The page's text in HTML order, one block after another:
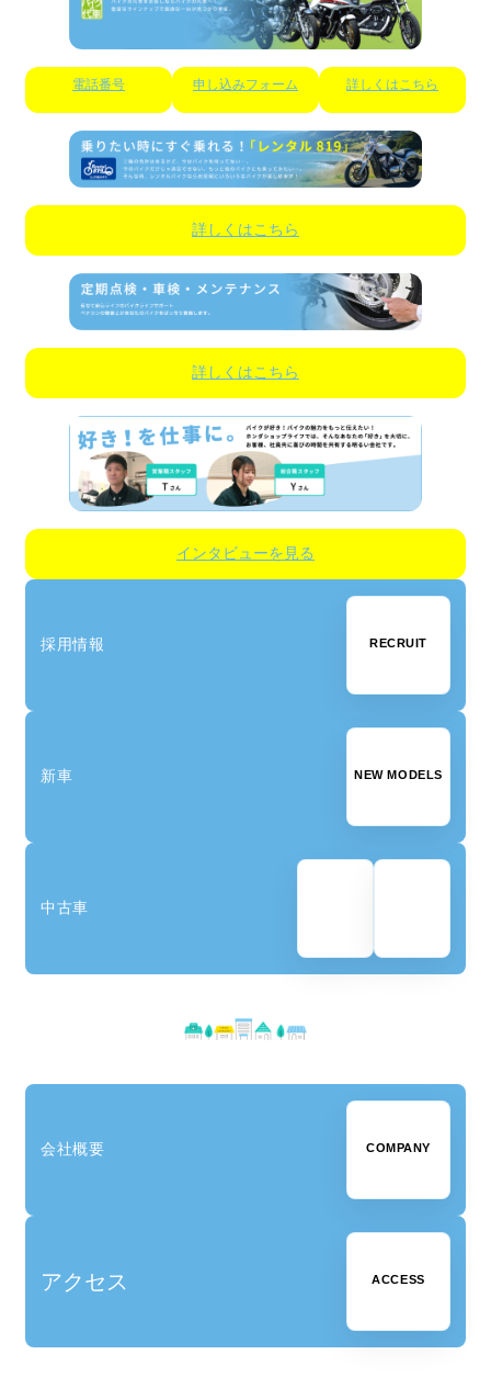
電話番号 申し込みフォーム 詳しくはこちら
詳しくはこちら
詳しくはこちら
インタビューを見る
採用情報 RECRUIT
詳しくはこちら 〉
新車 NEW MODELS
詳しくはこちら 〉
中古車
会社概要 COMPANY
詳しくはこちら 〉
アクセス ACCESS